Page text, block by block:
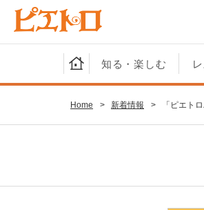
知る・楽しむ
Home > 新着情報 > 「ピエト